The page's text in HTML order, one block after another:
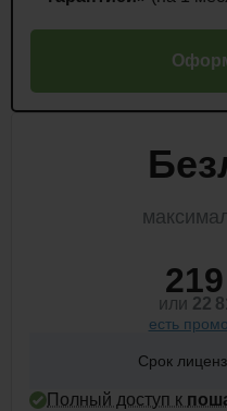
или 22
есть
Срок
Полный доступ к